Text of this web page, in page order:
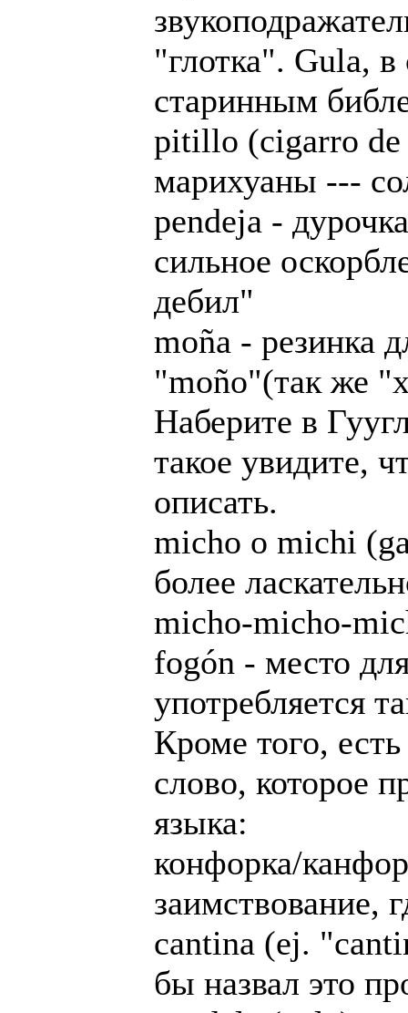
"глотка". Gula, в
старинным
pitillo (cigarro de
марихуаны ---
pendeja -
сильное
дебил"
moña - резинка
"moño"(так же
Наберите в
такое увидите,
описать.
micho o michi
более
micho-micho-
fogón - место
употребляется
Кроме того,
слово, которое
языка:
конфорка/
заимствование,
cantina (ej.
бы назвал это